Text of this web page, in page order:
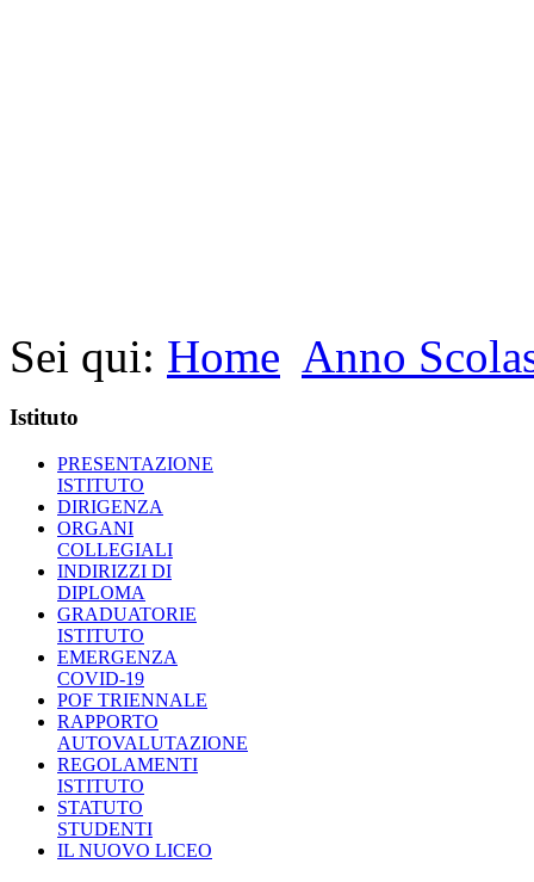
Sei qui: Home Anno
Istituto
PRESENTAZIONE
ISTITUTO
DIRIGENZA
ORGANI
COLLEGIALI
INDIRIZZI DI
DIPLOMA
GRADUATORIE
ISTITUTO
EMERGENZA
COVID-19
POF TRIENNALE
RAPPORTO
AUTOVALUTAZIONE
REGOLAMENTI
ISTITUTO
STATUTO
STUDENTI
IL NUOVO LICEO